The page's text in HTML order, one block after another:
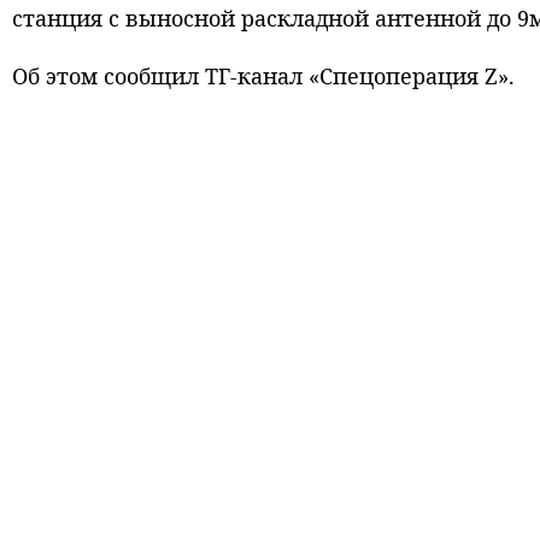
станция с выносной раскладной антенной до
Об этом сообщил ТГ-канал «Спецоперация Z».